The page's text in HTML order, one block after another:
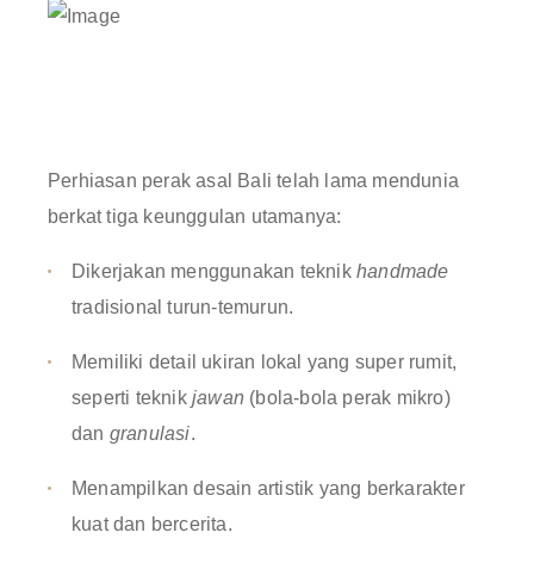
Perhiasan perak asal Bali telah lama mendunia
berkat tiga keunggulan utamanya:
Dikerjakan menggunakan teknik handmade
tradisional turun-temurun.
Memiliki detail ukiran lokal yang super rumit,
seperti teknik jawan (bola-bola perak mikro)
dan granulasi.
Menampilkan desain artistik yang berkarakter
kuat dan bercerita.